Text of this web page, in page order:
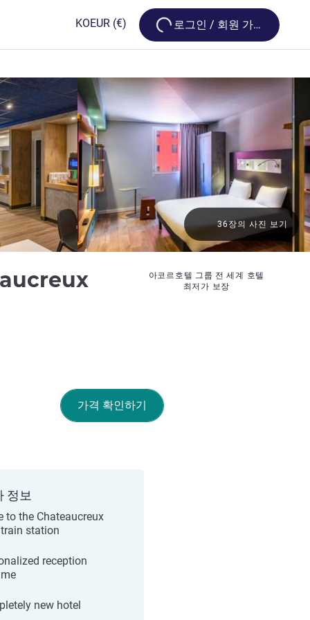
KOEUR (€) Loading...
로그인 / 회원 가입
아코르호텔 그룹 전 세계 호텔
최저가 보장
36장의 사진 보기
가격 확인하기
정보
to the Chateaucreux
station
reception
new hotel